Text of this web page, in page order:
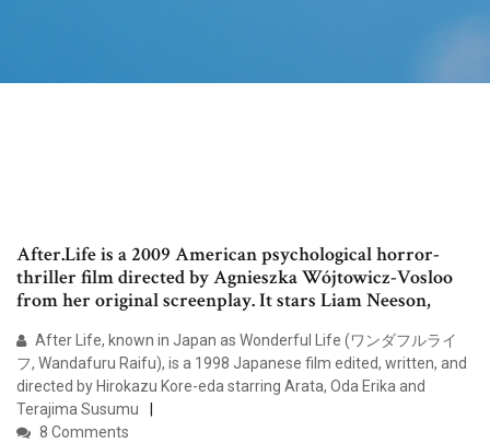
After.Life is a 2009 American psychological horror-
thriller film directed by Agnieszka Wójtowicz-Vosloo
from her original screenplay. It stars Liam Neeson,
After Life, known in Japan as Wonderful Life (ワンダフルライ
フ, Wandafuru Raifu), is a 1998 Japanese film edited, written, and
directed by Hirokazu Kore-eda starring Arata, Oda Erika and
Terajima Susumu
8 Comments